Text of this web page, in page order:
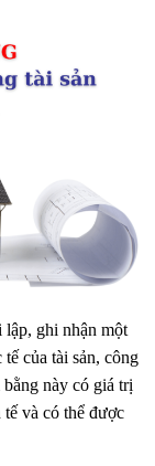
lập, ghi nhận một
của tài sản, công
này có giá trị
và có thể được